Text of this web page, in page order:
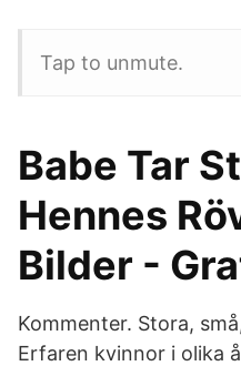
Tap to unmute.
Babe Tar
Hennes
Bilder -
Kommenter. Stora,
Erfaren kvinnor i olika